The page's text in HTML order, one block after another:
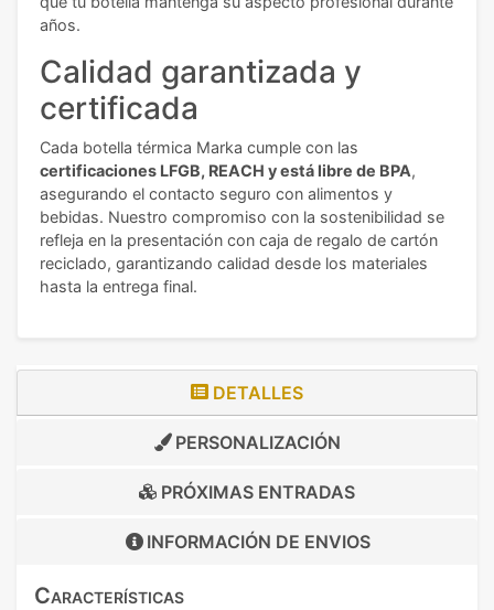
años.
Calidad garantizada y
certificada
Cada botella térmica Marka cumple con las
certificaciones LFGB, REACH y está libre de BPA,
asegurando el contacto seguro con alimentos y
bebidas. Nuestro compromiso con la sostenibilidad se
refleja en la presentación con caja de regalo de cartón
reciclado, garantizando calidad desde los materiales
hasta la entrega final.
DETALLES
PERSONALIZACIÓN
PRÓXIMAS ENTRADAS
INFORMACIÓN DE ENVIOS
Características